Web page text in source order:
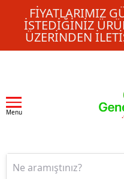
FIYATLARIMIZ
İSTEDIĞINIZ
ÜZERINDEN
Menu